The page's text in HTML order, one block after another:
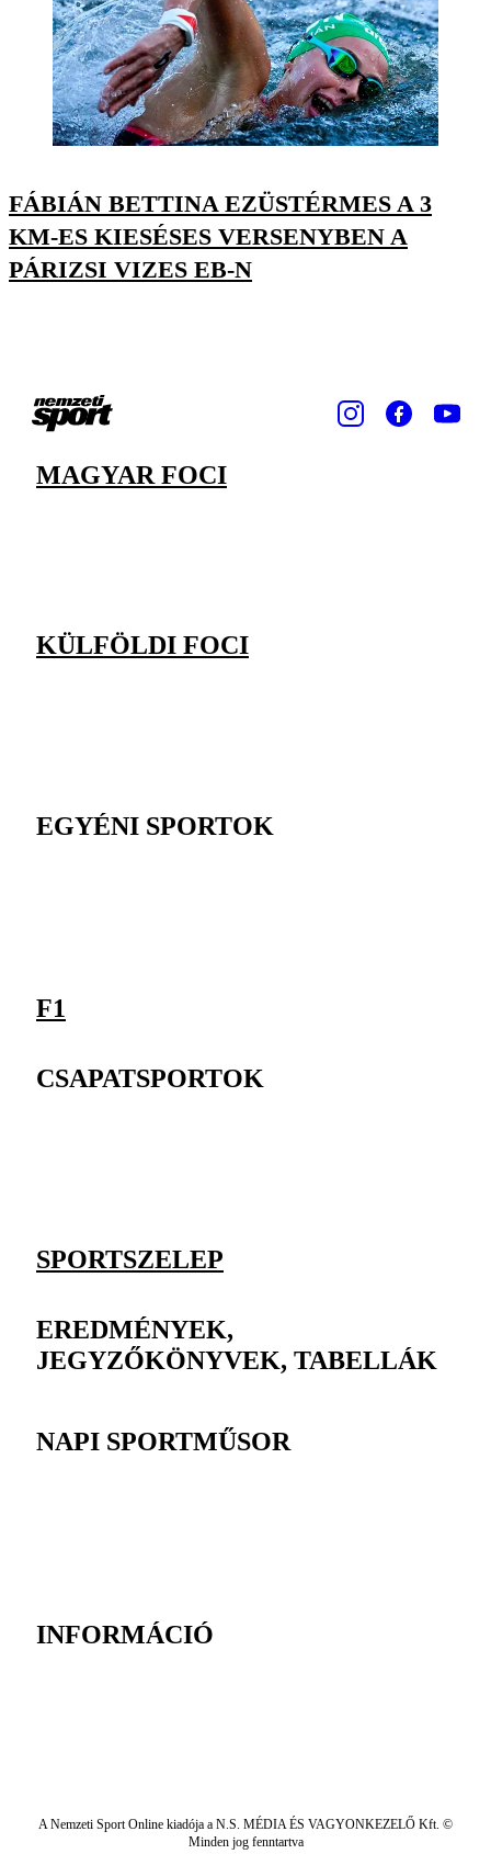
FÁBIÁN BETTINA EZÜSTÉRMES A 3
KM-ES KIESÉSES VERSENYBEN A
PÁRIZSI VIZES EB-N
MAGYAR FOCI
KÜLFÖLDI FOCI
EGYÉNI SPORTOK
F1
CSAPATSPORTOK
SPORTSZELEP
EREDMÉNYEK,
JEGYZŐKÖNYVEK, TABELLÁK
NAPI SPORTMŰSOR
INFORMÁCIÓ
A Nemzeti Sport Online kiadója a N.S. MÉDIA ÉS VAGYONKEZELŐ Kft. ©
Minden jog fenntartva